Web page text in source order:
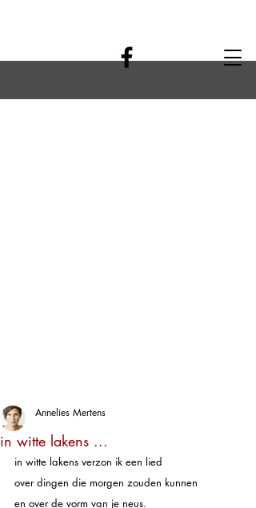
in witte lakens ...
Annelies Mertens
in witte lakens verzon ik een lied
over dingen die morgen zouden kunnen
en over de vorm van je neus.